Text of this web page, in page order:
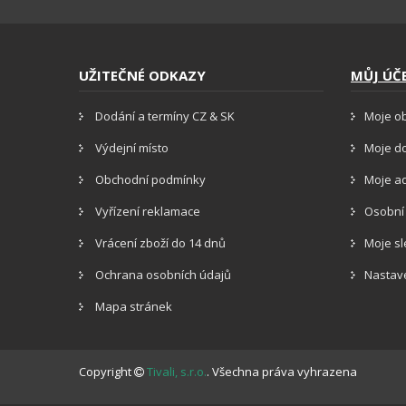
UŽITEČNÉ ODKAZY
Dodání a termíny CZ & SK
Výdejní místo
Obchodní podmínky
Vyřízení reklamace
Vrácení zboží do 14 dnů
Ochrana osobních údajů
Mapa stránek
MŮJ
Moje
Moje
Moje
Moje
Copyright Tivali, s.r.o.. Všechna práva vyhrazena